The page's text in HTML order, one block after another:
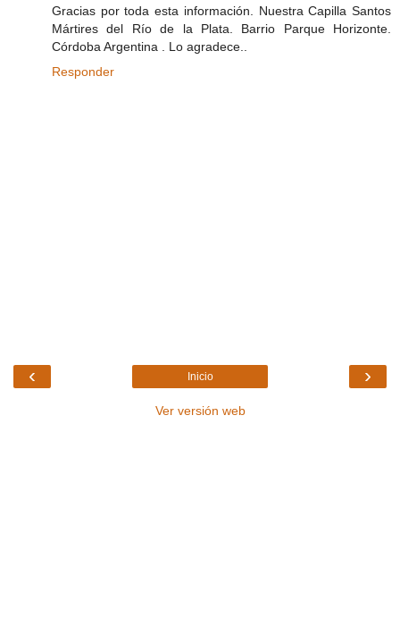
Gracias por toda esta información. Nuestra Capilla Santos
Mártires del Río de la Plata. Barrio Parque Horizonte.
Córdoba Argentina . Lo agradece..
Responder
‹ ›
Inicio
Ver versión web